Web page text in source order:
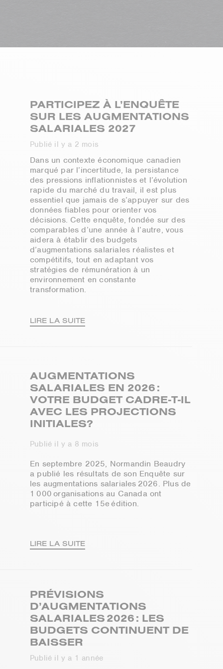
PARTICIPEZ À L’ENQUÊTE
SUR LES AUGMENTATIONS
SALARIALES 2027
Publié il y a 2 mois
Dans un contexte économique canadien
marqué par l’incertitude, la persistance
des pressions inflationnistes et l’évolution
rapide du marché du travail, il est plus
essentiel que jamais de s’appuyer sur des
données fiables pour orienter vos
décisions. Cette enquête, fondée sur des
comparables d’une année à l’autre, vous
aidera à établir des budgets
d’augmentations salariales réalistes et
compétitifs, tout en adaptant vos
stratégies de rémunération à un
environnement en constante
transformation.
LIRE LA SUITE
AUGMENTATIONS
SALARIALES EN 2026 :
VOTRE BUDGET CADRE-T-IL
AVEC LES PROJECTIONS
INITIALES?
Publié il y a 8 mois
En septembre 2025, Normandin Beaudry
a publié les résultats de son Enquête sur
les augmentations salariales 2026. Plus de
1 000 organisations au Canada ont
participé à cette 15e édition.
LIRE LA SUITE
PRÉVISIONS
D’AUGMENTATIONS
SALARIALES 2026 : LES
BUDGETS CONTINUENT DE
BAISSER
Publié il y a 1 année